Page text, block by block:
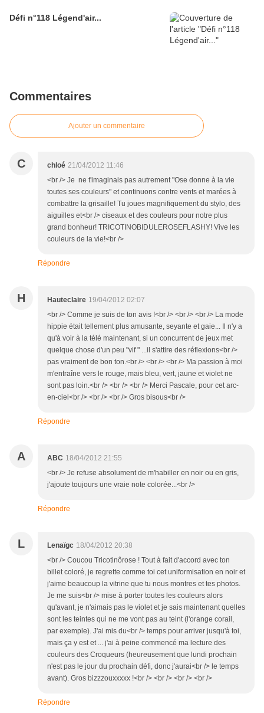
Défi n°118 Légend'air...
Commentaires
Ajouter un commentaire
C chloé 21/04/2012 11:46
<br /> Je ne t'imaginais pas autrement "Ose donne à la vie
toutes ses couleurs" et continuons contre vents et marées à
combattre la grisaille! Tu joues magnifiquement du stylo, des
aiguilles et<br /> ciseaux et des couleurs pour notre plus
grand bonheur! TRICOTINOBIDULEROSEFLASHY! Vive les
couleurs de la vie!<br />
Répondre
H Hauteclaire 19/04/2012 02:07
<br /> Comme je suis de ton avis !<br /> <br /> <br /> La mode
hippie était tellement plus amusante, seyante et gaie... Il n'y a
qu'à voir à la télé maintenant, si un concurrent de jeux met
quelque chose d'un peu "vif " ...il s'attire des réflexions<br />
pas vraiment de bon ton.<br /> <br /> <br /> Ma passion à moi
m'entraîne vers le rouge, mais bleu, vert, jaune et violet ne
sont pas loin.<br /> <br /> <br /> Merci Pascale, pour cet arc-
en-ciel<br /> <br /> <br /> Gros bisous<br />
Répondre
A ABC 18/04/2012 21:55
<br /> Je refuse absolument de m'habiller en noir ou en gris,
j'ajoute toujours une vraie note colorée...<br />
Répondre
L Lenaïgc 18/04/2012 20:38
<br /> Coucou Tricotinôrose ! Tout à fait d'accord avec ton
billet coloré, je regrette comme toi cet uniformisation en noir et
j'aime beaucoup la vitrine que tu nous montres et tes photos.
Je me suis<br /> mise à porter toutes les couleurs alors
qu'avant, je n'aimais pas le violet et je sais maintenant quelles
sont les teintes qui ne me vont pas au teint (l'orange corail,
par exemple). J'ai mis du<br /> temps pour arriver jusqu'à toi,
mais ça y est et ... j'ai à peine commencé ma lecture des
couleurs des Croqueurs (heureusement que lundi prochain
n'est pas le jour du prochain défi, donc j'aurai<br /> le temps
avant). Gros bizzzouxxxxx !<br /> <br /> <br /> <br />
Répondre